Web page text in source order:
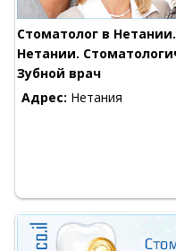
Стоматолог в
Нетании.
Зубной врач
Адрес: Нетания